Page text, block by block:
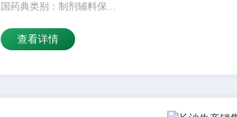
国药典类别：制剂辅料保质
规格：25kg产品名字：主要
水溶性：是适用掺量：8较
查看详情